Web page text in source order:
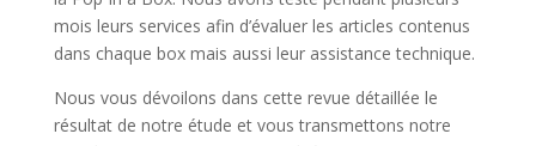
mois leurs services afin d’évaluer les articles contenus
dans chaque box mais aussi leur assistance technique.
Nous vous dévoilons dans cette revue détaillée le
résultat de notre étude et vous transmettons notre